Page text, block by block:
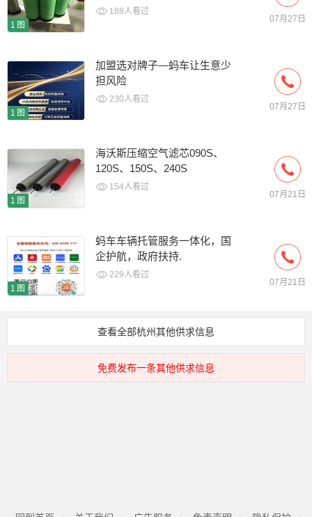
1图
188人看过
07月27日
1图
加盟选对牌子—蚂车让生意少
担风险
230人看过
07月27日
1图
海沃斯压缩空气滤芯090S、
120S、150S、240S
154人看过
07月21日
1图
蚂车车辆托管服务一体化，国
企护航，政府扶持.
229人看过
07月21日
查看全部杭州其他供求信息
免费发布一条其他供求信息